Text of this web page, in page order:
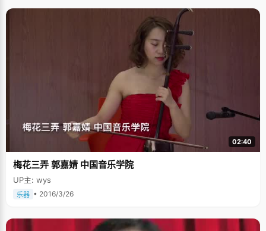
02:40
梅花三弄 郭嘉婧 中国音乐学院
UP主: wys
乐器 • 2016/3/26